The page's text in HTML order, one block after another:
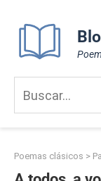
content
Poemas clásicos >